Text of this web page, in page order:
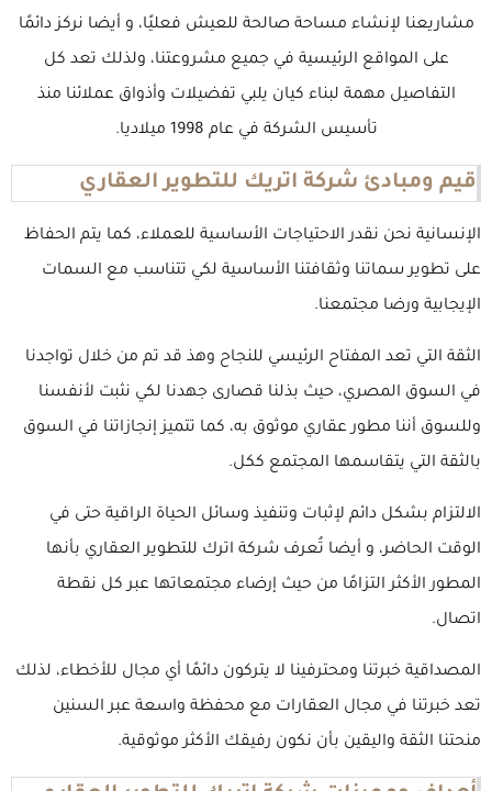
مشاريعنا لإنشاء مساحة صالحة للعيش فعليًا، و أيضا نركز دائمًا
على المواقع الرئيسية في جميع مشروعتنا، ولذلك تعد كل
التفاصيل مهمة لبناء كيان يلبي تفضيلات وأذواق عملائنا منذ
تأسيس الشركة في عام 1998 ميلاديا.
قيم ومبادئ شركة اتريك للتطوير العقاري
الإنسانية نحن نقدر الاحتياجات الأساسية للعملاء، كما يتم الحفاظ
على تطوير سماتنا وثقافتنا الأساسية لكي تتناسب مع السمات
الإيجابية ورضا مجتمعنا.
الثقة التي تعد المفتاح الرئيسي للنجاح وهذ قد تم من خلال تواجدنا
في السوق المصري، حيث بذلنا قصارى جهدنا لكي نثبت لأنفسنا
وللسوق أننا مطور عقاري موثوق به، كما تتميز إنجازاتنا في السوق
بالثقة التي يتقاسمها المجتمع ككل.
الالتزام بشكل دائم لإثبات وتنفيذ وسائل الحياة الراقية حتى في
الوقت الحاضر، و أيضا تُعرف شركة اترك للتطوير العقاري بأنها
المطور الأكثر التزامًا من حيث إرضاء مجتمعاتها عبر كل نقطة
اتصال.
المصداقية خبرتنا ومحترفينا لا يتركون دائمًا أي مجال للأخطاء، لذلك
تعد خبرتنا في مجال العقارات مع محفظة واسعة عبر السنين
منحتنا الثقة واليقين بأن نكون رفيقك الأكثر موثوقية.